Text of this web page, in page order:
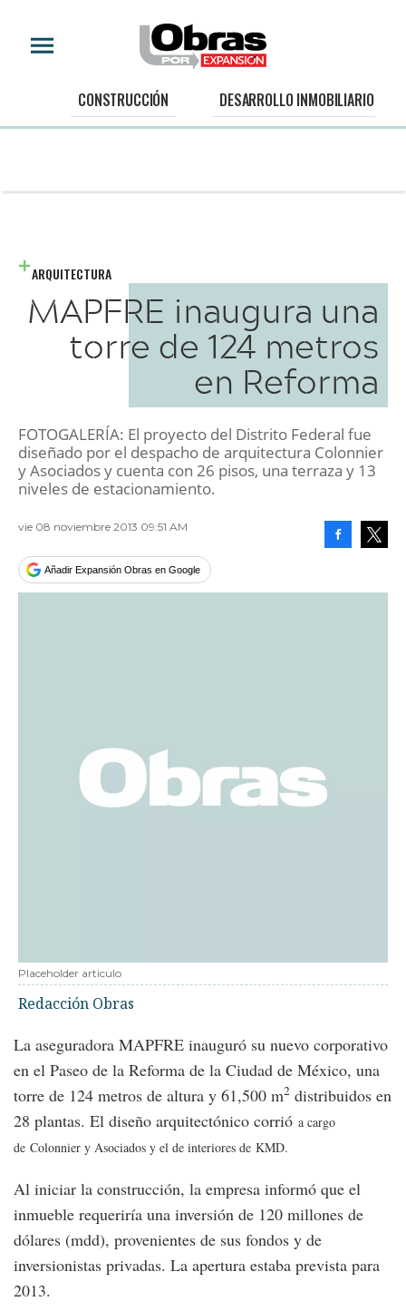
CONSTRUCCIÓN DESARROLLO INMOBILIARIO
ARQUITECTURA
MAPFRE inaugura una
torre de 124 metros
en Reforma
FOTOGALERÍA: El proyecto del Distrito Federal fue
diseñado por el despacho de arquitectura Colonnier
y Asociados y cuenta con 26 pisos, una terraza y 13
niveles de estacionamiento.
vie 08 noviembre 2013 09:51 AM
Añadir Expansión Obras en Google
Placeholder articulo
Redacción Obras
La aseguradora MAPFRE inauguró su nuevo corporativo
en el Paseo de la Reforma de la Ciudad de México, una
torre de 124 metros de altura y 61,500 m2 distribuidos en
28 plantas. El diseño arquitectónico corrió a cargo
de Colonnier y Asociados y el de interiores de KMD.
Al iniciar la construcción, la empresa informó que el
inmueble requeriría una inversión de 120 millones de
dólares (mdd), provenientes de sus fondos y de
inversionistas privadas. La apertura estaba prevista para
2013.